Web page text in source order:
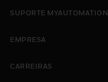
SUPORTE MYAUTOMATION
EMPRESA
CARREIRAS